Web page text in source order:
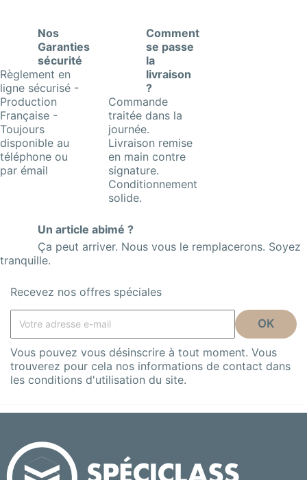
Nos
Garanties
sécurité
Règlement en
ligne sécurisé -
Production
Française -
Toujours
disponible au
téléphone ou
par émail
Comment
se passe
la
livraison
?
Commande
traitée dans la
journée.
Livraison remise
en main contre
signature.
Conditionnement
solide.
Un article abimé ?
Ça peut arriver. Nous vous le remplacerons. Soyez
tranquille.
Recevez nos offres spéciales
Vous pouvez vous désinscrire à tout moment. Vous
trouverez pour cela nos informations de contact dans
les conditions d'utilisation du site.